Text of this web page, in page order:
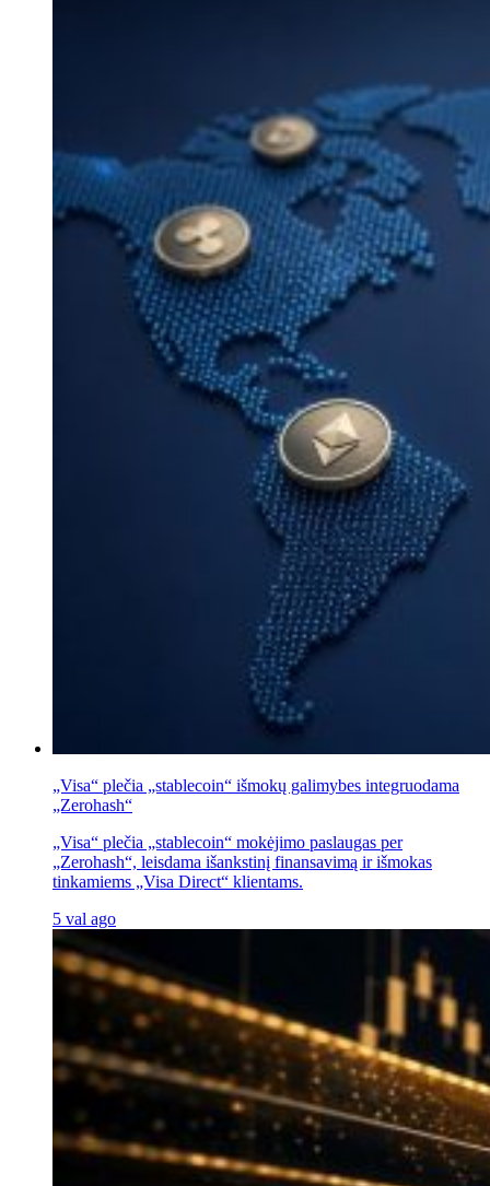
„Visa“ plečia „stablecoin“ išmokų galimybes integruodama
„Zerohash“
„Visa“ plečia „stablecoin“ mokėjimo paslaugas per
„Zerohash“, leisdama išankstinį finansavimą ir išmokas
tinkamiems „Visa Direct“ klientams.
5 val ago